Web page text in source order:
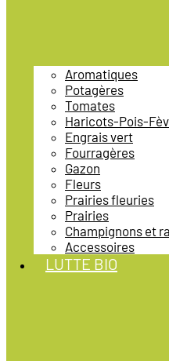
Aromatiques
Potagères
Tomates
Haricots-Pois-
Engrais vert
Fourragères
Gazon
Fleurs
Prairies fleuries
Prairies
Champignons et
Accessoires
LUTTE BIO